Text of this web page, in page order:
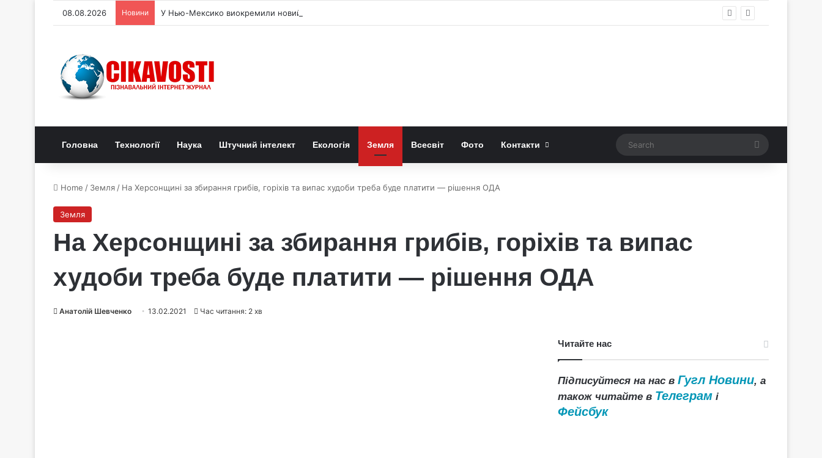
08.08.2026 Новини У Нью-Мексико виокремили новий рід хижого динозавра Dinevenator
Головна Технології Наука Штучний інтелект Екологія Земля Всесвіт Фото Контакти Search
Home / Земля / На Херсонщині за збирання грибів, горіхів та випас худоби треба буде платити — рішення ОДА
Земля
На Херсонщині за збирання грибів, горіхів та випас
худоби треба буде платити — рішення ОДА
Анатолій Шевченко 13.02.2021 Час читання: 2 хв
Читайте нас
Підписуйтеся на нас вГугл Новини, а
також читайте в Телеграм і
Фейсбук